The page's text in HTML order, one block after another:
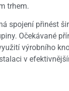
trhem.
spojení přinést
Očekávané
výrobního
v